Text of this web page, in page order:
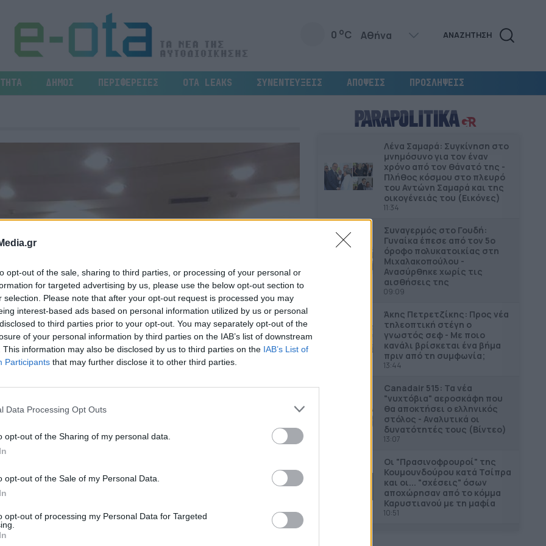
opt-out of the sale, sharing to third parties, or processing of your personal or
for targeted advertising by us, please use the below opt-out section to
selection. Please note that after your opt-out request is processed you may
interest-based ads based on personal information utilized by us or personal
to third parties prior to your opt-out. You may separately opt-out of the
of your personal information by third parties on the IAB’s list of downstream
This information may also be disclosed by us to third parties on the IAB’s List of
Participants that may further disclose it to other third parties.
Data Processing Opt Outs
opt-out of the Sharing of my personal data.
opt-out of the Sale of my Personal Data.
opt-out of processing my Personal Data for Targeted
0 oC ΑΝΑΖΗΤΗΣΗ
ΔΗΜΟΙ ΠΕΡΙΦΕΡΕΙΕΣ OTA LEAKS ΣΥΝΕΝΤΕΥΞΕΙΣ ΑΠΟΨΕΙΣ ΠΡΟΣΛΗΨΕΙΣ
στο
Νίκα
της ΝΔ για την περιφέρεια
την προσωπική του σελίδα στο
Λένα Σαμαρά: Συγκίνηση στο
μνημόσυνο για τον έναν
χρόνο από τον θάνατό της -
Πλήθος κόσμου στο πλευρό
του Αντώνη Σαμαρά και της
οικογένειάς του (Εικόνες)
11:34
Συναγερμός στο Γουδή:
Γυναίκα έπεσε από τον 5ο
όροφο πολυκατοικίας στη
Μιχαλακοπούλου -
Ανασύρθηκε χωρίς τις
αισθήσεις της
09:09
Άκης Πετρετζίκης: Προς νέα
τηλεοπτική στέγη ο
γνωστός σεφ - Με ποιο
κανάλι βρίσκεται ένα βήμα
πριν από τη συμφωνία;
13:44
Canadair 515: Τα νέα
"νυχτόβια" αεροσκάφη που
θα αποκτήσει ο ελληνικός
στόλος - Αναλυτικά οι
δυνατότητές τους (Βίντεο)
13:07
Οι "Πρασινοφρουροί" της
Κουµουνδούρου κατά Τσίπρα
και οι... "σχέσεις" όσων
αποχώρησαν από το κόμμα
Καρυστιανού με τη μαφία
10:51